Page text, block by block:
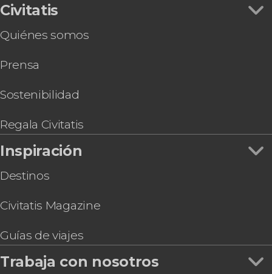
Civitatis
Quiénes somos
Prensa
Sostenibilidad
Regala Civitatis
Inspiración
Destinos
Civitatis Magazine
Guías de viajes
Trabaja con nosotros